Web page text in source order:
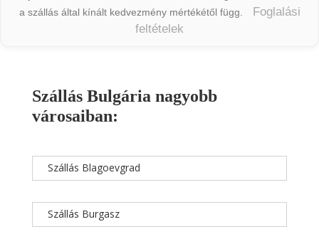
a szállás által kínált kedvezmény mértékétől függ.
Foglalási
feltételek
Szállás Bulgária nagyobb
városaiban:
Szállás Blagoevgrad
Szállás Burgasz